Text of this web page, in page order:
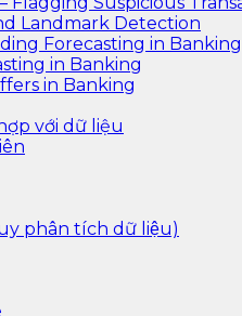
Landmark Detection
Forecasting in Banking
in Banking
in Banking
với dữ liệu
phân tích dữ liệu)